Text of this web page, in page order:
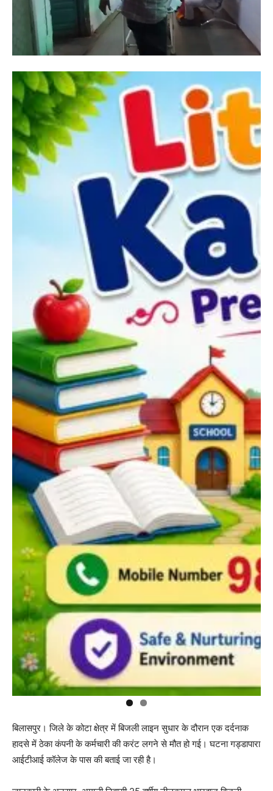
बिलासपुर। जिले के कोटा क्षेत्र में बिजली लाइन सुधार के दौरान एक दर्दनाक
हादसे में ठेका कंपनी के कर्मचारी की करंट लगने से मौत हो गई। घटना गड्डापारा
आईटीआई कॉलेज के पास की बताई जा रही है।